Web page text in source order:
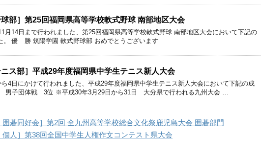
球部］第25回福岡県高等学校軟式野球 南部地区大会
月14日まで行われました、第25回福岡県高等学校軟式野球 南部地区大会において下記の
。 優 勝 筑陽学園 軟式野球部 おめでとうございます
ニス部］平成29年度福岡県中学生テニス新人大会
4日にかけて行われました、平成29年度福岡県中学生テニス新人大会において下記の成
男子団体戦 3位 ※平成30年3月29日から31日 大分県で行われる九州大会 …
囲碁同好会］第2回 全九州高等学校総合文化祭鹿児島大会 囲碁部門
個人］第38回全国中学生人権作文コンテスト県大会